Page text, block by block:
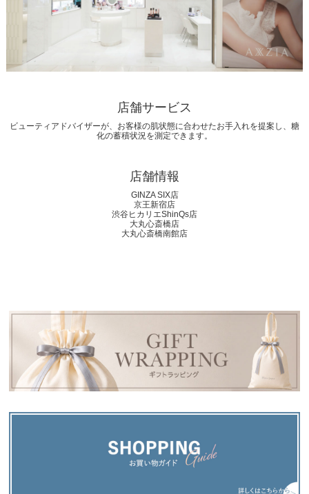
店舗サービス
ビューティアドバイザーが、お客様の肌状態に合わせたお手入れを提案し、糖
化の蓄積状況を測定できます。
店舗情報
GINZA SIX店
京王新宿店
渋谷ヒカリエShinQs店
大丸心斎橋店
大丸心斎橋南館店